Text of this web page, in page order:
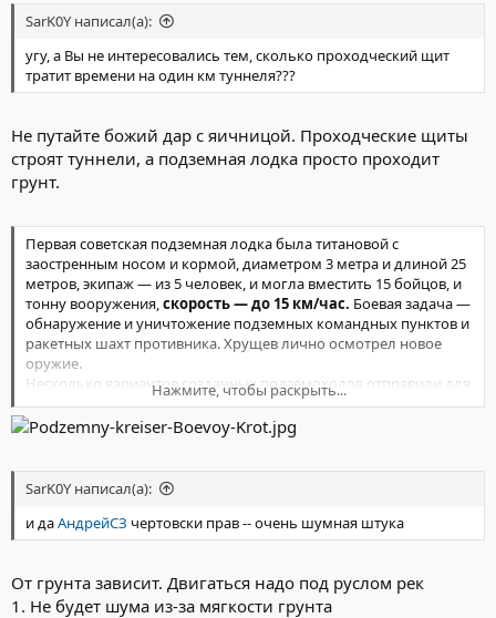
эскалаторных и станционных тоннелей в сложных горно-
геологических условиях (до 10 км в год). Средние темпы
проведения коллекторных тоннелей малых размеров 70-90 м в
месяц, рекордные скорости
Соответствующие значения этих же показателей для больших
проходческих щитов на проходке перегонных тоннелей более
60-70 м в месяц и 1240 м (готового тоннеля) в месяц
(Ленинградский метрополитен).
SarK0Y написал(а):
угу, а Вы не интересовались тем, сколько проходческий щит
тратит времени на один км туннеля???
Не путайте божий дар с яичницой. Проходческие щиты
строят туннели, а подземная лодка просто проходит
грунт.
Первая советская подземная лодка была титановой с
заостренным носом и кормой, диаметром 3 метра и длиной 25
метров, экипаж — из 5 человек, и могла вместить 15 бойцов, и
тонну вооружения, скорость — до 15 км/час. Боевая задача —
обнаружение и уничтожение подземных командных пунктов и
ракетных шахт противника. Хрущев лично осмотрел новое
оружие.
Несколько вариантов созданных подземоходов отправили для
испытаний в Уральские горы. Первый цикл прошел удачно –
подземная лодка со скоростью пешехода уверенно проделала
ход с одного склона горы на другой. О чем, естественно, тут же
http://joy4mind.com/?p=8084#ixzz3pR3IMVB6
Нажмите, чтобы раскрыть...
SarK0Y написал(а):
и даАндрейСЗ чертовски прав -- очень шумная штука
От грунта зависит. Двигаться надо под руслом рек
1. Не будет шума из-за мягкости грунта